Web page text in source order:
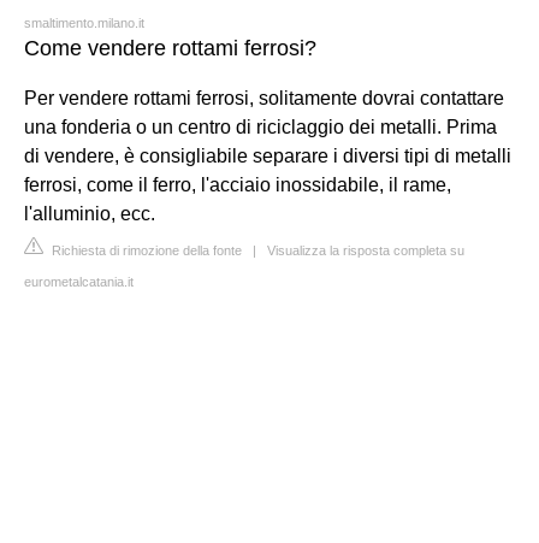
smaltimento.milano.it
Come vendere rottami ferrosi?
Per vendere rottami ferrosi, solitamente dovrai contattare
una fonderia o un centro di riciclaggio dei metalli. Prima
di vendere, è consigliabile separare i diversi tipi di metalli
ferrosi, come il ferro, l'acciaio inossidabile, il rame,
l'alluminio, ecc.
Richiesta di rimozione della fonte | Visualizza la risposta completa su
eurometalcatania.it